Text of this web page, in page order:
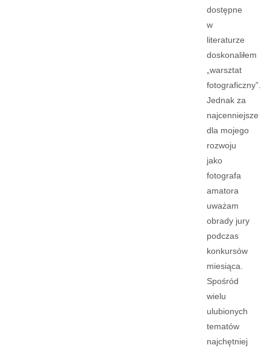
dostępne
w
literaturze
doskonaliłem
„warsztat
fotograficzny”.
Jednak za
najcenniejsze
dla mojego
rozwoju
jako
fotografa
amatora
uważam
obrady jury
podczas
konkursów
miesiąca.
Spośród
wielu
ulubionych
tematów
najchętniej